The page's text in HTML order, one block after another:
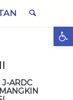
J-ARDC